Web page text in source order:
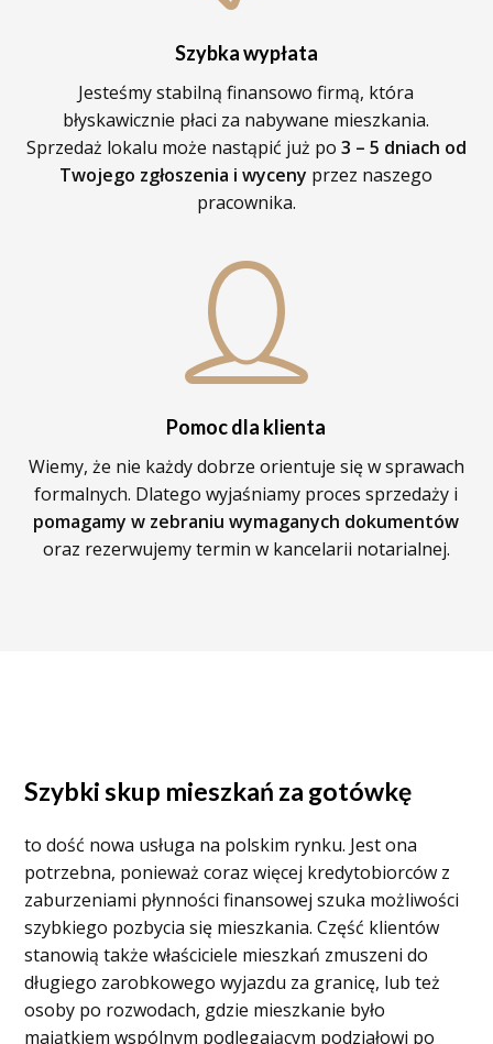
Szybka wypłata
Jesteśmy stabilną finansowo firmą, która
błyskawicznie płaci za nabywane mieszkania.
Sprzedaż lokalu może nastąpić już po 3 – 5 dniach od
Twojego zgłoszenia i wyceny przez naszego
pracownika.
Pomoc dla klienta
Wiemy, że nie każdy dobrze orientuje się w sprawach
formalnych. Dlatego wyjaśniamy proces sprzedaży i
pomagamy w zebraniu wymaganych dokumentów
oraz rezerwujemy termin w kancelarii notarialnej.
Szybki skup mieszkań za gotówkę
to dość nowa usługa na polskim rynku. Jest ona
potrzebna, ponieważ coraz więcej kredytobiorców z
zaburzeniami płynności finansowej szuka możliwości
szybkiego pozbycia się mieszkania. Część klientów
stanowią także właściciele mieszkań zmuszeni do
długiego zarobkowego wyjazdu za granicę, lub też
osoby po rozwodach, gdzie mieszkanie było
majątkiem wspólnym podlegającym podziałowi po